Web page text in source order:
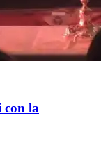
con la